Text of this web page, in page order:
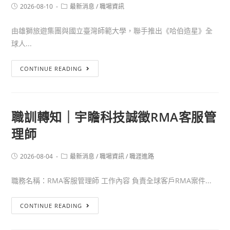
2026-08-10 最新消息 / 職場資訊
由雄獅旅遊集團與國立臺灣師範大學，聯手推出《哈伯造星》全
球人...
CONTINUE READING
職訓轉知｜宇瞻科技誠徵RMA客服管
理師
2026-08-04 最新消息 / 職場資訊 / 職涯進路
職務名稱：RMA客服管理師 工作內容 負責全球客戶RMA案件...
CONTINUE READING